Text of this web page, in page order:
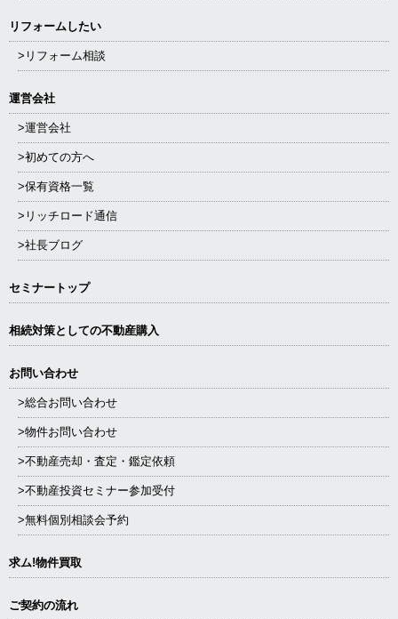
リフォームしたい
>リフォーム相談
運営会社
>運営会社
>初めての方へ
>保有資格一覧
>リッチロード通信
>社長ブログ
セミナートップ
相続対策としての不動産購入
お問い合わせ
>総合お問い合わせ
>物件お問い合わせ
>不動産売却・査定・鑑定依頼
>不動産投資セミナー参加受付
>無料個別相談会予約
求ム!物件買取
ご契約の流れ